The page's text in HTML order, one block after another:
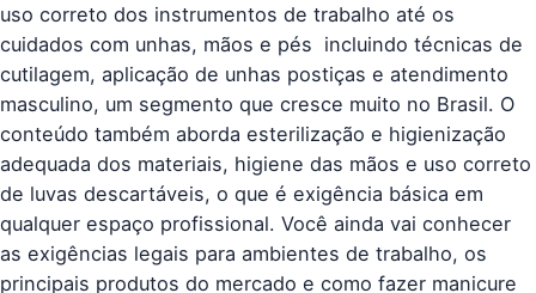
uso correto dos instrumentos de trabalho até os
cuidados com unhas, mãos e pés  incluindo técnicas de
cutilagem, aplicação de unhas postiças e atendimento
masculino, um segmento que cresce muito no Brasil. O
conteúdo também aborda esterilização e higienização
adequada dos materiais, higiene das mãos e uso correto
de luvas descartáveis, o que é exigência básica em
qualquer espaço profissional. Você ainda vai conhecer
as exigências legais para ambientes de trabalho, os
principais produtos do mercado e como fazer manicure